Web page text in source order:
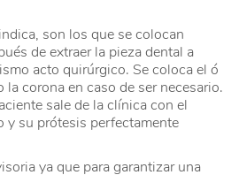
son los que se colocan
de extraer la pieza dental a
acto quirúrgico. Se coloca el ó
corona en caso de ser necesario.
sale de la clínica con el
y su prótesis perfectamente
ya que para garantizar una